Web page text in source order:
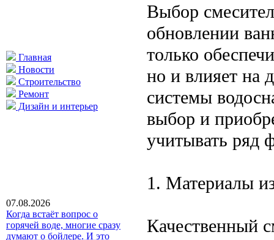
Главная
Новости
Строительство
Ремонт
Дизайн и интерьер
07.08.2026
Когда встаёт вопрос о
горячей воде, многие сразу
думают о бойлере. И это
Выбор
обновлении
только
но и влияет на
системы
выбор и
учитывать ряд
1. Материалы
Качественный